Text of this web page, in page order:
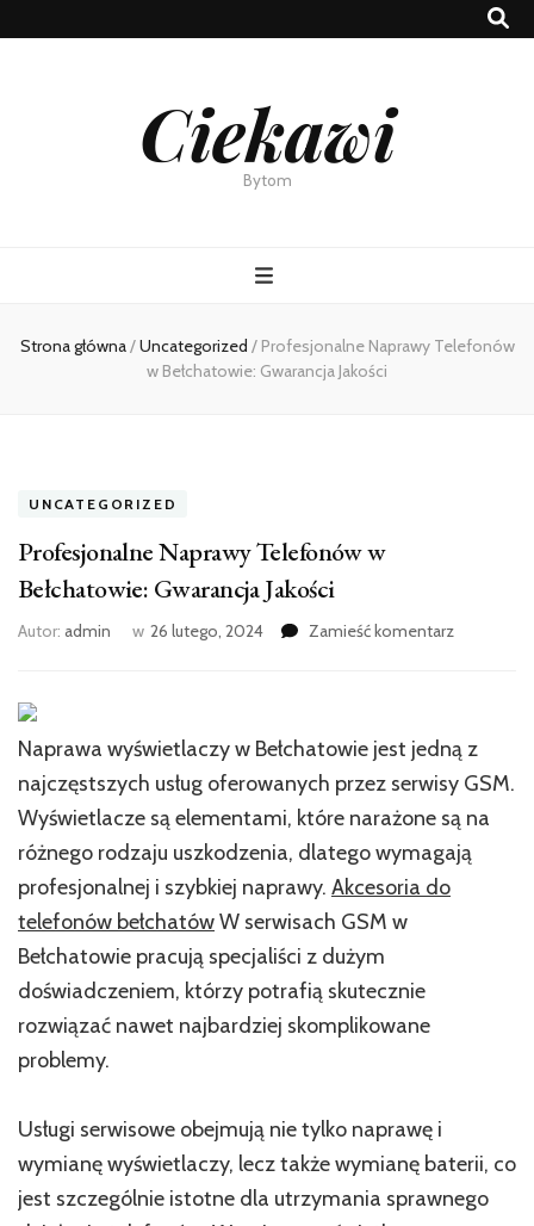
Ciekawi
Bytom
Strona główna/Uncategorized / Profesjonalne Naprawy Telefonów
w Bełchatowie: Gwarancja Jakości
UNCATEGORIZED
Profesjonalne Naprawy Telefonów w
Bełchatowie: Gwarancja Jakości
Autor: admin w 26 lutego, 2024 Zamieść komentarzwe
w
Jakości
Naprawa wyświetlaczy w Bełchatowie jest jedną z
najczęstszych usług oferowanych przez serwisy GSM.
Wyświetlacze są elementami, które narażone są na
różnego rodzaju uszkodzenia, dlatego wymagają
profesjonalnej i szybkiej naprawy. Akcesoria do
telefonów bełchatówW serwisach GSM w
Bełchatowie pracują specjaliści z dużym
doświadczeniem, którzy potrafią skutecznie
rozwiązać nawet najbardziej skomplikowane
problemy.
Usługi serwisowe obejmują nie tylko naprawę i
wymianę wyświetlaczy, lecz także wymianę baterii, co
jest szczególnie istotne dla utrzymania sprawnego